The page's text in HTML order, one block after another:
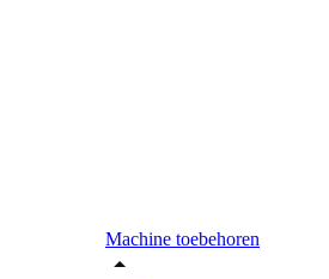
Machine toebehoren